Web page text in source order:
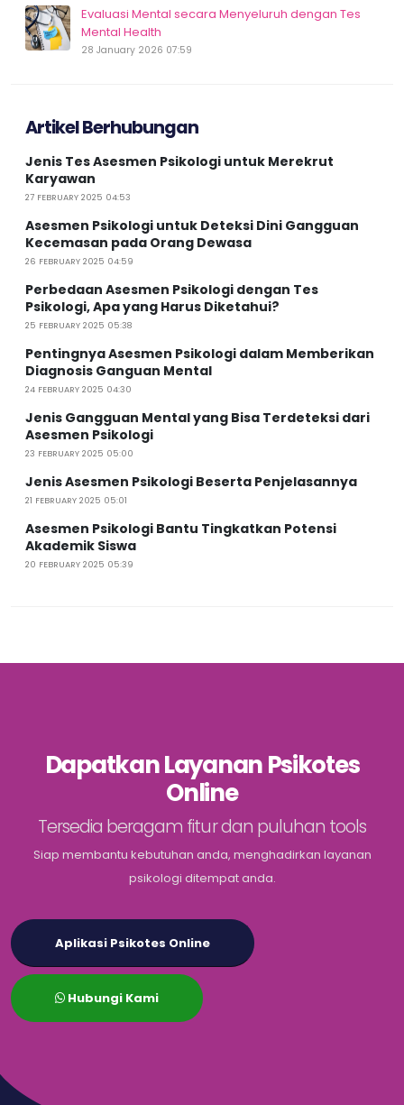
Evaluasi Mental secara Menyeluruh dengan Tes
Mental Health
28 January 2026 07:59
Artikel Berhubungan
Jenis Tes Asesmen Psikologi untuk Merekrut
Karyawan
27 FEBRUARY 2025 04:53
Asesmen Psikologi untuk Deteksi Dini Gangguan
Kecemasan pada Orang Dewasa
26 FEBRUARY 2025 04:59
Perbedaan Asesmen Psikologi dengan Tes
Psikologi, Apa yang Harus Diketahui?
25 FEBRUARY 2025 05:38
Pentingnya Asesmen Psikologi dalam Memberikan
Diagnosis Ganguan Mental
24 FEBRUARY 2025 04:30
Jenis Gangguan Mental yang Bisa Terdeteksi dari
Asesmen Psikologi
23 FEBRUARY 2025 05:00
Jenis Asesmen Psikologi Beserta Penjelasannya
21 FEBRUARY 2025 05:01
Asesmen Psikologi Bantu Tingkatkan Potensi
Akademik Siswa
20 FEBRUARY 2025 05:39
Dapatkan Layanan Psikotes
Online
Tersedia beragam fitur dan puluhan tools
Siap membantu kebutuhan anda, menghadirkan layanan
psikologi ditempat anda.
Aplikasi Psikotes Online
Hubungi Kami